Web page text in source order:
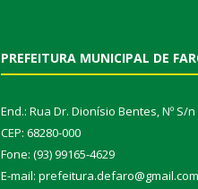
PREFEITURA MUNICIPAL DE
End.: Rua Dr. Dionísio Bentes, Nº S/
CEP: 68280-000
Fone: (93) 99165-4629
E-mail: prefeitura.defaro@gmail.com